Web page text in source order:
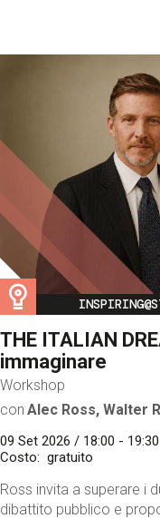
Image
THE ITALIAN
immaginare
Workshop
con Alec Ross, Walter
09 Set 2026 / 18:00 - 19:30
Costo
gratuito
Ross invita a superare i
dibattito pubblico e